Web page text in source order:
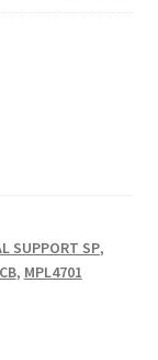
prix
SUPPORT SP,
, MPL4701